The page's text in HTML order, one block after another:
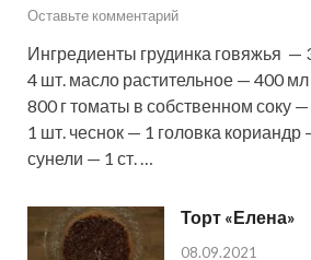
Оставьте комментарий
Ингредиенты грудинка говяжья —
4 шт. масло растительное — 400
800 г томаты в собственном соку
1 шт. чеснок — 1 головка кориандр
сунели — 1 ст. …
Торт «Елена»
08.09.2021